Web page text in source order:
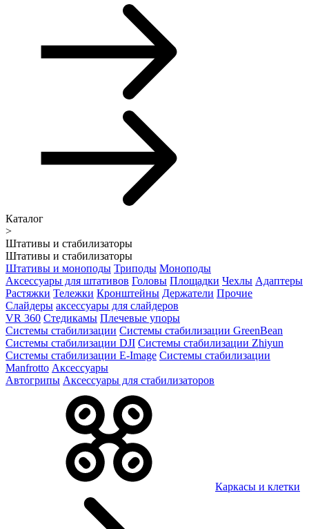
Каталог
>
Штативы и стабилизаторы
Штативы и стабилизаторы
Штативы и моноподы Триподы Моноподы
Аксессуары для штативов Головы Площадки Чехлы Адаптеры
Растяжки Тележки Кронштейны Держатели Прочие
Слайдеры аксессуары для слайдеров
VR 360 Стедикамы Плечевые упоры
Системы стабилизации Системы стабилизации GreenBean
Системы стабилизации DJI Системы стабилизации Zhiyun
Системы стабилизации E-Image Системы стабилизации
Manfrotto Аксессуары
Автогрипы Аксессуары для стабилизаторов
Каркасы и клетки